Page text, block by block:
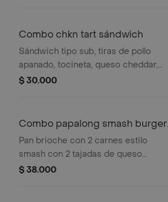
de papas.
Combo chkn tart sándwich
Sándwich tipo sub, tiras de pollo
apanado, tocineta, queso cheddar,
pepinillos, salsas de la casa, maíz,
$ 30.000
Combo papalong smash burger
doble
Pan brioche con 2 carnes estilo
smash con 2 tajadas de queso
cheddar tocineta pepinillos ensalada
$ 38.000